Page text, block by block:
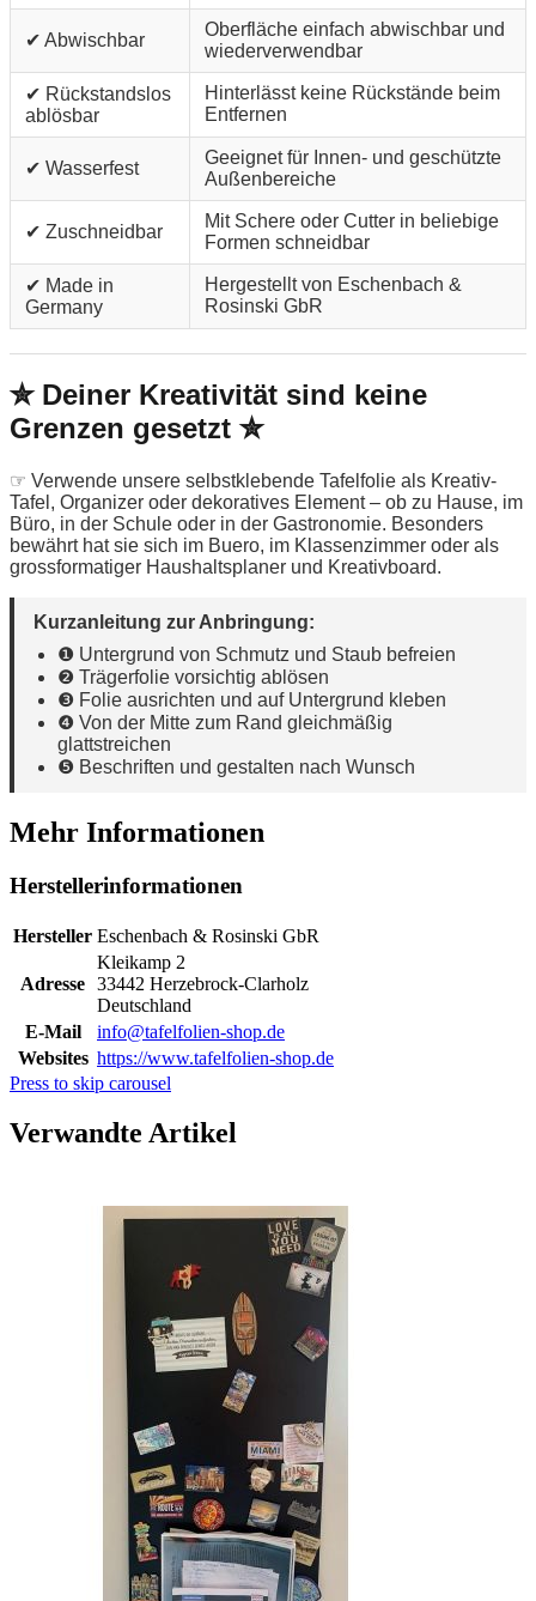
✔ Abwischbar
Oberfläche einfach abwischbar und
wiederverwendbar
✔ Rückstandslos
ablösbar
Hinterlässt keine Rückstände beim
Entfernen
✔ Wasserfest
Geeignet für Innen- und geschützte
Außenbereiche
✔ Zuschneidbar
Mit Schere oder Cutter in beliebige
Formen schneidbar
✔ Made in
Germany
Hergestellt von Eschenbach &
Rosinski GbR
✮ Deiner Kreativität sind keine
Grenzen gesetzt ✮
☞ Verwende unsere selbstklebende Tafelfolie als Kreativ-
Tafel, Organizer oder dekoratives Element – ob zu Hause, im
Büro, in der Schule oder in der Gastronomie. Besonders
bewährt hat sie sich im Buero, im Klassenzimmer oder als
grossformatiger Haushaltsplaner und Kreativboard.
Kurzanleitung zur Anbringung:
❶ Untergrund von Schmutz und Staub befreien
❷ Trägerfolie vorsichtig ablösen
❸ Folie ausrichten und auf Untergrund kleben
❹ Von der Mitte zum Rand gleichmäßig
glattstreichen
❺ Beschriften und gestalten nach Wunsch
Mehr Informationen
Herstellerinformationen
Hersteller Eschenbach & Rosinski GbR
Adresse
Kleikamp 2
33442 Herzebrock-Clarholz
Deutschland
E-Mail
info@tafelfolien-shop.de
Websites https://www.tafelfolien-shop.de
Press to skip carousel
Verwandte Artikel